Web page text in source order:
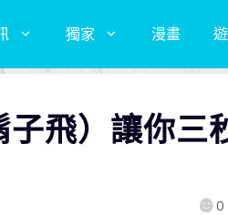
獨家 漫畫
飛）讓你三
0